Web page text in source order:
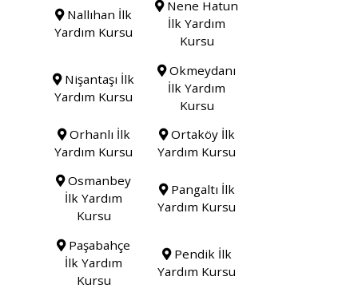
Nallıhan İlk
Yardım Kursu
Nene Hatun
İlk Yardım
Kursu
Nişantaşı İlk
Yardım Kursu
Okmeydanı
İlk Yardım
Kursu
Orhanlı İlk
Yardım Kursu
Ortaköy İlk
Yardım Kursu
Osmanbey
İlk Yardım
Kursu
Pangaltı İlk
Yardım Kursu
Paşabahçe
İlk Yardım
Kursu
Pendik İlk
Yardım Kursu